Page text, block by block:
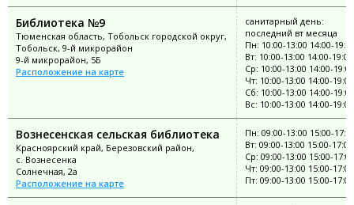
Библиотека №9
Тюменская область, Тобольск городской округ,
Тобольск, 9-й микрорайон
9-й микрорайон, 5Б
Расположение на карте
санитарный день:
последний вт месяца
Пн: 10:00-13:00 14:00-
Вт: 10:00-13:00 14:00-19:00
Ср: 10:00-13:00 14:00-19:00
Чт: 10:00-13:00 14:00-19:00
Сб: 10:00-13:00 14:00-19:00
Вс: 10:00-13:00 14:00-19:00
Вознесенская сельская библиотека
Красноярский край, Березовский район,
с. Вознесенка
Солнечная, 2а
Расположение на карте
Пн: 09:00-13:00 15:00-
Вт: 09:00-13:00 15:00-17:00
Ср: 09:00-13:00 15:00-17:00
Чт: 09:00-13:00 15:00-17:00
Пт: 09:00-13:00 15:00-17:00